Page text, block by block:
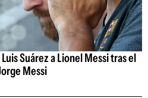
Suárez a Lionel Messi tras el
Messi